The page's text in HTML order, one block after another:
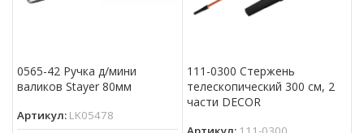
0565-42 Ручка д/мини
валиков Stayer 80мм
Артикул: LK05478
111-0300 Стержень
телескопический 300 см, 2
части DECOR